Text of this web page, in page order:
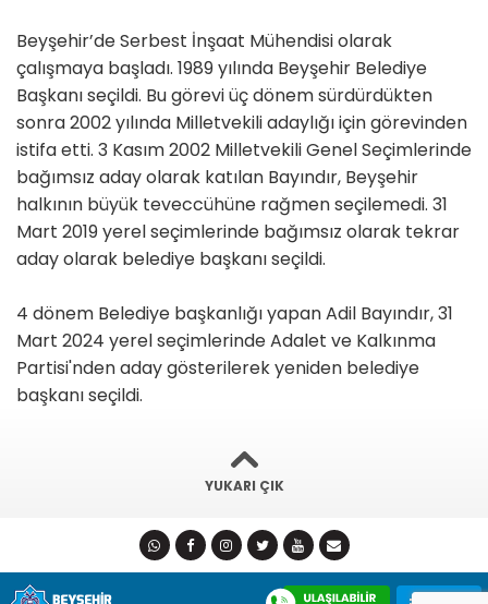
Beyşehir’de Serbest İnşaat Mühendisi olarak
çalışmaya başladı. 1989 yılında Beyşehir Belediye
Başkanı seçildi. Bu görevi üç dönem sürdürdükten
sonra 2002 yılında Milletvekili adaylığı için görevinden
istifa etti. 3 Kasım 2002 Milletvekili Genel Seçimlerinde
bağımsız aday olarak katılan Bayındır, Beyşehir
halkının büyük teveccühüne rağmen seçilemedi. 31
Mart 2019 yerel seçimlerinde bağımsız olarak tekrar
aday olarak belediye başkanı seçildi.
4 dönem Belediye başkanlığı yapan Adil Bayındır, 31
Mart 2024 yerel seçimlerinde Adalet ve Kalkınma
Partisi'nden aday gösterilerek yeniden belediye
başkanı seçildi.
YUKARI ÇIK